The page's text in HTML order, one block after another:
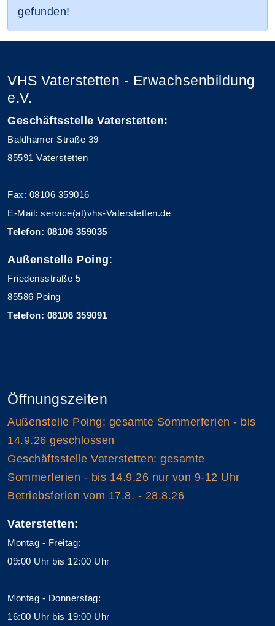
gefunden!
VHS Vaterstetten - Erwachsenbildung
e.V.
Geschäftsstelle Vaterstetten:
Baldhamer Straße 39
85591 Vaterstetten
Fax: 08106 359016
E-Mail: service(at)vhs-Vaterstetten.de
Telefon: 08106 359035
Außenstelle Poing:
Friedensstraße 5
85586 Poing
Telefon: 08106 359091
Öffnungszeiten
Außenstelle Poing: gesamte Sommerferien - bis
14.9.26 geschlossen
Geschäftsstelle Vaterstetten: gesamte
Sommerferien - bis 14.9.26 nur von 9-12 Uhr
Betriebsferien vom 17.8. - 28.8.26
Vaterstetten:
Montag - Freitag:
09:00 Uhr bis 12:00 Uhr
Montag - Donnerstag:
16:00 Uhr bis 19:00 Uhr